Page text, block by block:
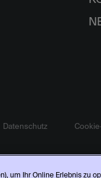
Datenschutz
um Ihr Online Erlebnis zu